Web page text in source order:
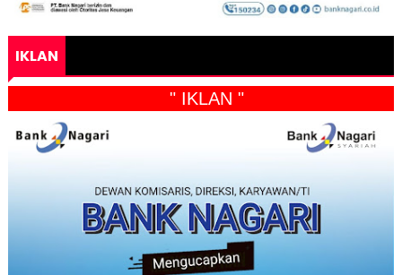
IKLAN
" IKLAN "